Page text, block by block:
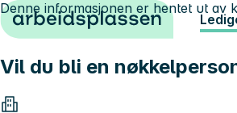
Hopp til innhold
Vil du bli en
Denne informasjonen er hentet ut av